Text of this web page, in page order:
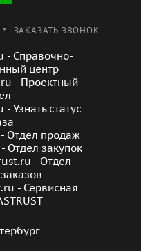
управления базами
хранения
поддерживает
что делает его
разработки
В целом, Первая
надежное и мощное
веб-
PHP. Оно
и
управлять данными
информации.
ЗАКАЗАТЬ ЗВОНОК
- Справочно-
центр
- Проектный
Узнать статус
Отдел продаж
Отдел закупок
- Отдел
- Сервисная